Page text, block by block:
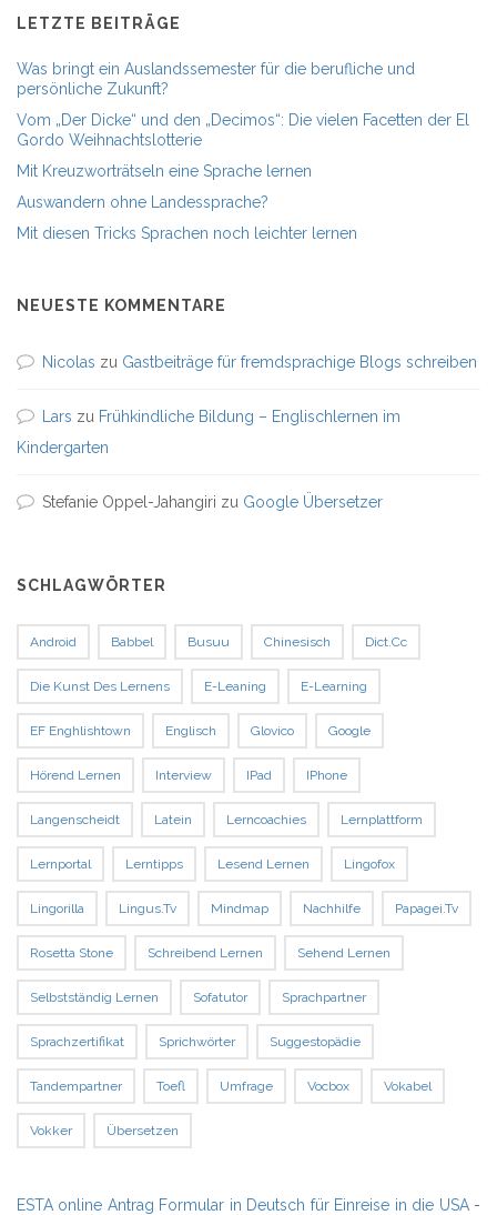
LETZTE BEITRÄGE
Was bringt ein Auslandssemester für die berufliche und
persönliche Zukunft?
Vom „Der Dicke“ und den „Decimos“: Die vielen Facetten der El
Gordo Weihnachtslotterie
Mit Kreuzworträtseln eine Sprache lernen
Auswandern ohne Landessprache?
Mit diesen Tricks Sprachen noch leichter lernen
NEUESTE KOMMENTARE
Nicolas zu Gastbeiträge für fremdsprachige Blogs schreiben
Lars zu Frühkindliche Bildung – Englischlernen im
Kindergarten
Stefanie Oppel-Jahangiri zu Google Übersetzer
SCHLAGWÖRTER
Android Babbel Busuu Chinesisch Dict.cc
Die Kunst Des Lernens E-Leaning E-Learning
EF Enghlishtown Englisch Glovico Google
Hörend Lernen Interview IPad IPhone
Langenscheidt Latein Lerncoachies Lernplattform
Lernportal Lerntipps Lesend Lernen Lingofox
Lingorilla Lingus.tv Mindmap Nachhilfe Papagei.tv
Rosetta Stone Schreibend Lernen Sehend Lernen
Selbstständig Lernen Sofatutor Sprachpartner
Sprachzertifikat Sprichwörter Suggestopädie
Tandempartner Toefl Umfrage Vocbox Vokabel
Vokker Übersetzen
ESTA online Antrag Formular in Deutsch für Einreise in die USA-